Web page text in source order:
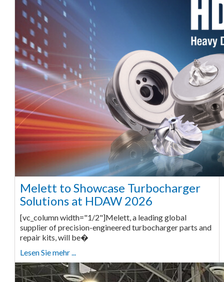
Melett to Showcase Turbocharger
Solutions at HDAW 2026
[vc_column width="1/2"]Melett, a leading global
supplier of precision-engineered turbocharger parts and
repair kits, will be�
Lesen Sie mehr ...